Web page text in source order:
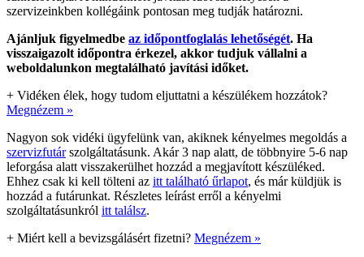
szervizeinkben kollégáink pontosan meg tudják határozni.
Ajánljuk figyelmedbe az időpontfoglalás lehetőségét. Ha
visszaigazolt időpontra érkezel, akkor tudjuk vállalni a
weboldalunkon megtalálható javítási időket.
+ Vidéken élek, hogy tudom eljuttatni a készülékem hozzátok?
Megnézem »
Nagyon sok vidéki ügyfelünk van, akiknek kényelmes megoldás a
szervizfutárszolgáltatásunk. Akár 3 nap alatt, de többnyire 5-6 nap
leforgása alatt visszakerülhet hozzád a megjavított készüléked.
Ehhez csak ki kell tölteni az itt található űrlapot, és már küldjük is
hozzád a futárunkat. Részletes leírást erről a kényelmi
szolgáltatásunkról itt találsz.
+ Miért kell a bevizsgálásért fizetni? Megnézem »